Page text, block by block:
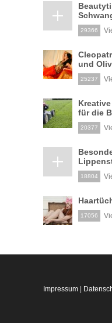
29366
und
25237
für die
20377
18804
17056
Impressum |